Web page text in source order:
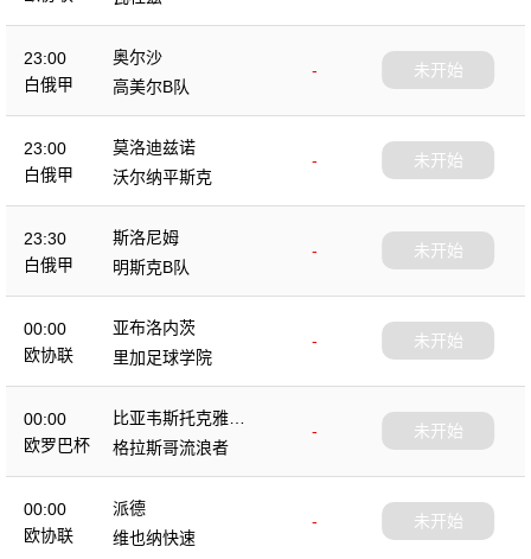
23:00
白俄甲
奥尔沙
-
高美尔B队
未开始
23:00
白俄甲
莫洛迪兹诺
-
沃尔纳平斯克
未开始
23:30
白俄甲
斯洛尼姆
-
明斯克B队
未开始
00:00
欧协联
亚布洛内茨
-
里加足球学院
未开始
00:00
欧罗巴杯
比亚韦斯托克雅盖
隆
-
格拉斯哥流浪者
未开始
00:00
欧协联
派德
-
维也纳快速
未开始